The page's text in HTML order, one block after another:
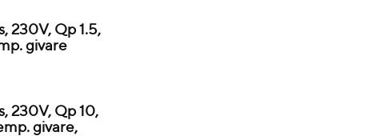
230V, Qp 1.5,
givare
230V, Qp 10,
givare,